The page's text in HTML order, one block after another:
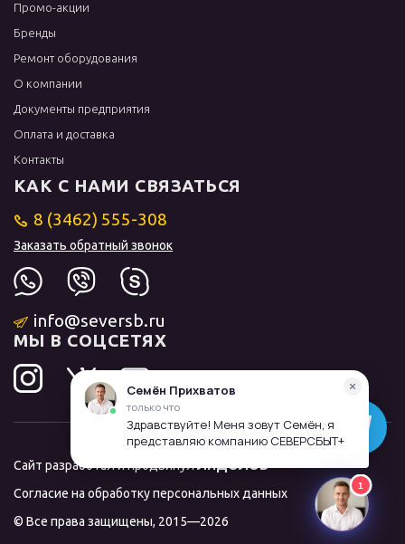
Промо-акции
Бренды
Ремонт оборудования
О компании
Документы предприятия
Оплата и доставка
Контакты
КАК С НАМИ СВЯЗАТЬСЯ
8 (3462) 555-308
Заказать обратный звонок
info@seversb.ru
МЫ В СОЦСЕТЯХ
Сайт разработал и продвинулЛИДОЛОВ
Согласие на обработку персональных данных
© Все права защищены, 2015—2026